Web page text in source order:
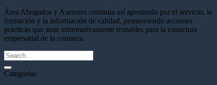
Área Abogados y Asesores continúa así apostando por el servicio, la
formación y la información de calidad, promoviendo acciones
prácticas que sean informativamente rentables para la estructura
empresarial de la comarca.
Categorías